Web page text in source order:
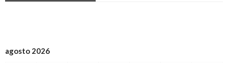
agosto 2026